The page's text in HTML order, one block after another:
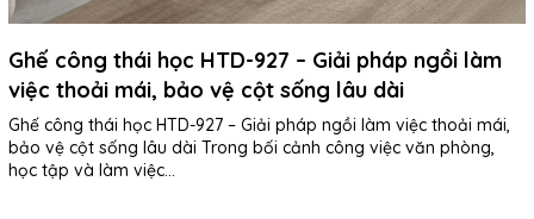
Ghế công thái học HTD-927 – Giải pháp ngồi làm
việc thoải mái, bảo vệ cột sống lâu dài
Ghế công thái học HTD-927 – Giải pháp ngồi làm việc thoải mái,
bảo vệ cột sống lâu dài Trong bối cảnh công việc văn phòng,
học tập và làm việc...